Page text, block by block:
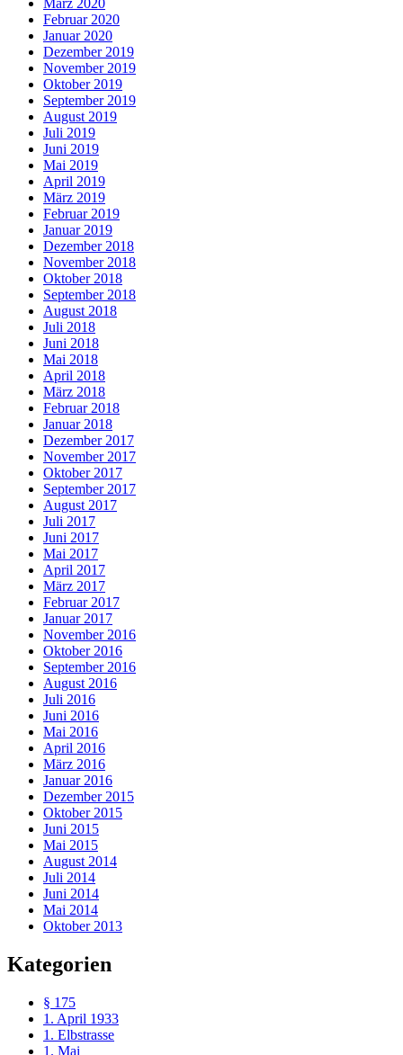
März 2020
Februar 2020
Januar 2020
Dezember 2019
November 2019
Oktober 2019
September 2019
August 2019
Juli 2019
Juni 2019
Mai 2019
April 2019
März 2019
Februar 2019
Januar 2019
Dezember 2018
November 2018
Oktober 2018
September 2018
August 2018
Juli 2018
Juni 2018
Mai 2018
April 2018
März 2018
Februar 2018
Januar 2018
Dezember 2017
November 2017
Oktober 2017
September 2017
August 2017
Juli 2017
Juni 2017
Mai 2017
April 2017
März 2017
Februar 2017
Januar 2017
November 2016
Oktober 2016
September 2016
August 2016
Juli 2016
Juni 2016
Mai 2016
April 2016
März 2016
Januar 2016
Dezember 2015
Oktober 2015
Juni 2015
Mai 2015
August 2014
Juli 2014
Juni 2014
Mai 2014
Oktober 2013
Kategorien
§ 175
1. April 1933
1. Elbstrasse
1. Mai